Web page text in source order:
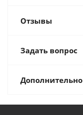
Отзывы
Задать вопрос
Дополнительно